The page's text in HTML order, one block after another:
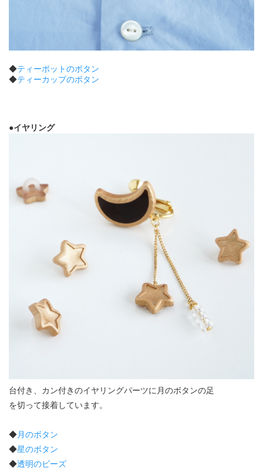
◆ティーポットのボタン
◆ティーカップのボタン
●イヤリング
台付き、カン付きのイヤリングパーツに月のボタンの足
を切って接着しています。
◆月のボタン
◆星のボタン
◆透明のビーズ